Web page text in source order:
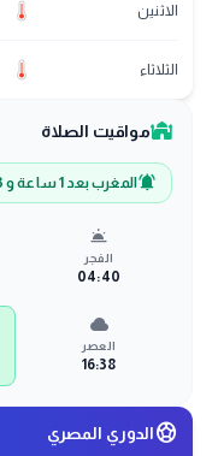
الاثنين
الثلاثاء
mosqueمواقيت الصلاة
notifications_activeالمغرببعد 1 ساعة و 33 دقيقة
wb_twilight
الفجر
04:40
wb_cloudy
العصر
16:38
sports_soccerالدوري المصري